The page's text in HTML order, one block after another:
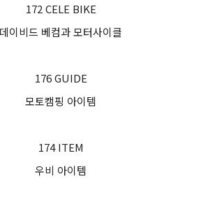
172 CELE BIKE
데이비드 베컴과 모터사이클
176 GUIDE
모토캠핑 아이템
174 ITEM
우비 아이템